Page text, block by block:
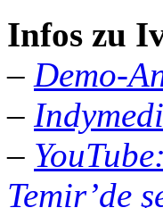
Infos zu
– Demo-
–
–
Temir’de